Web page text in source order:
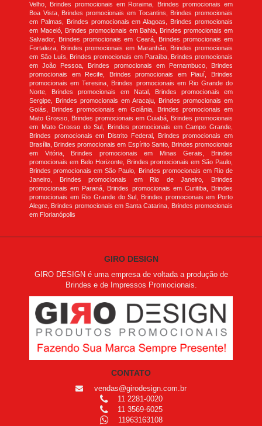
Velho, Brindes promocionais em Roraima, Brindes promocionais em
Boa Vista, Brindes promocionais em Tocantins, Brindes promocionais
em Palmas, Brindes promocionais em Alagoas, Brindes promocionais
em Maceió, Brindes promocionais em Bahia, Brindes promocionais em
Salvador, Brindes promocionais em Ceará, Brindes promocionais em
Fortaleza, Brindes promocionais em Maranhão, Brindes promocionais
em São Luís, Brindes promocionais em Paraíba, Brindes promocionais
em João Pessoa, Brindes promocionais em Pernambuco, Brindes
promocionais em Recife, Brindes promocionais em Piauí, Brindes
promocionais em Teresina, Brindes promocionais em Rio Grande do
Norte, Brindes promocionais em Natal, Brindes promocionais em
Sergipe, Brindes promocionais em Aracaju, Brindes promocionais em
Goiás, Brindes promocionais em Goiânia, Brindes promocionais em
Mato Grosso, Brindes promocionais em Cuiabá, Brindes promocionais
em Mato Grosso do Sul, Brindes promocionais em Campo Grande,
Brindes promocionais em Distrito Federal, Brindes promocionais em
Brasília, Brindes promocionais em Espírito Santo, Brindes promocionais
em Vitória, Brindes promocionais em Minas Gerais, Brindes
promocionais em Belo Horizonte, Brindes promocionais em São Paulo,
Brindes promocionais em São Paulo, Brindes promocionais em Rio de
Janeiro, Brindes promocionais em Rio de Janeiro, Brindes
promocionais em Paraná, Brindes promocionais em Curitiba, Brindes
promocionais em Rio Grande do Sul, Brindes promocionais em Porto
Alegre, Brindes promocionais em Santa Catarina, Brindes promocionais
em Florianópolis
GIRO DESIGN
GIRO DESIGN é uma empresa de voltada a produção de
Brindes e de Impressos Promocionais.
CONTATO
vendas@girodesign.com.br
11 2281-0020
11 3569-6025
11963163108